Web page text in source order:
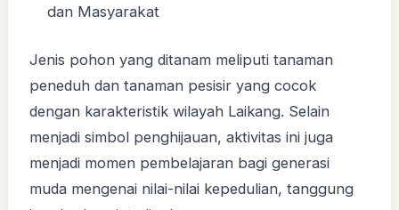
dan Masyarakat
Jenis pohon yang ditanam meliputi tanaman
peneduh dan tanaman pesisir yang cocok
dengan karakteristik wilayah Laikang. Selain
menjadi simbol penghijauan, aktivitas ini juga
menjadi momen pembelajaran bagi generasi
muda mengenai nilai-nilai kepedulian, tanggung